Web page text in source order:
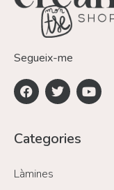
Segueix-me
Categories
Làmines